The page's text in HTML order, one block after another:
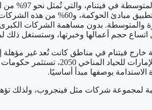
من ناحية
يتضح بعد لكثير من الشركات
والمتوسطة. بدون مساهمة الشركات
حجم أعمالها وخبرتها، وستستغل ذلك
فيتنام في مناطق كانت تُعد غير مؤهلة
المملكة العربية السعودية
بوصفها مبدأ أساسيًا.
لمجموعة شركات مثل فينجروب، ولذلك